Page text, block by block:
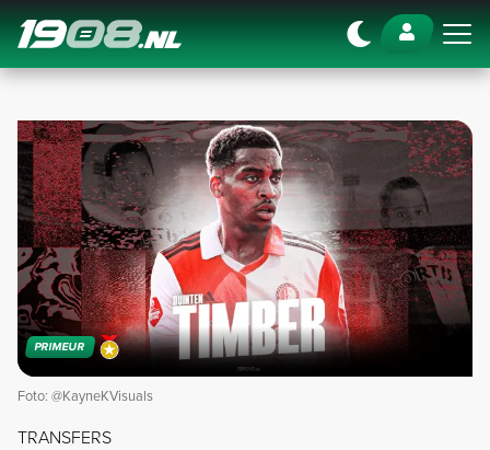
Navigation
PRIMEUR
Foto: @KayneKVisuals
TRANSFERS